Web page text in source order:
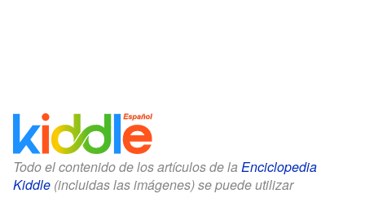
Todo el contenido de los artículos de la Enciclopedia
Kiddle (incluidas las imágenes) se puede utilizar